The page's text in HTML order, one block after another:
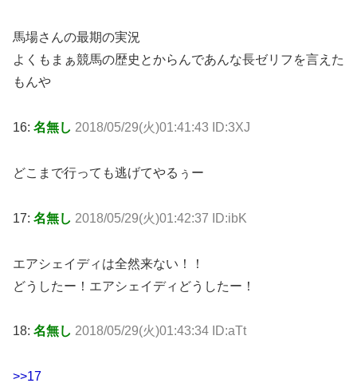
馬場さんの最期の実況
よくもまぁ競馬の歴史とからんであんな長ゼリフを言えた
もんや
16: 名無し 2018/05/29(火)01:41:43 ID:3XJ
どこまで行っても逃げてやるぅー
17: 名無し 2018/05/29(火)01:42:37 ID:ibK
エアシェイディは全然来ない！！
どうしたー！エアシェイディどうしたー！
18: 名無し 2018/05/29(火)01:43:34 ID:aTt
>>17